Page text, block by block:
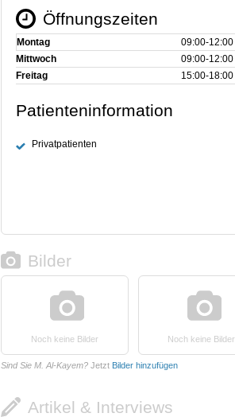
Öffnungszeiten
Montag
09:00‑12:00
Mittwoch
09:00‑12:00
Freitag
15:00‑18:00
Patienteninformation
Privatpatienten
Bilder
Noch keine Bilder Noch keine Bilder
Sind Sie M. Al-Kayem? Jetzt Bilder hinzufügen
Artikel & Interviews